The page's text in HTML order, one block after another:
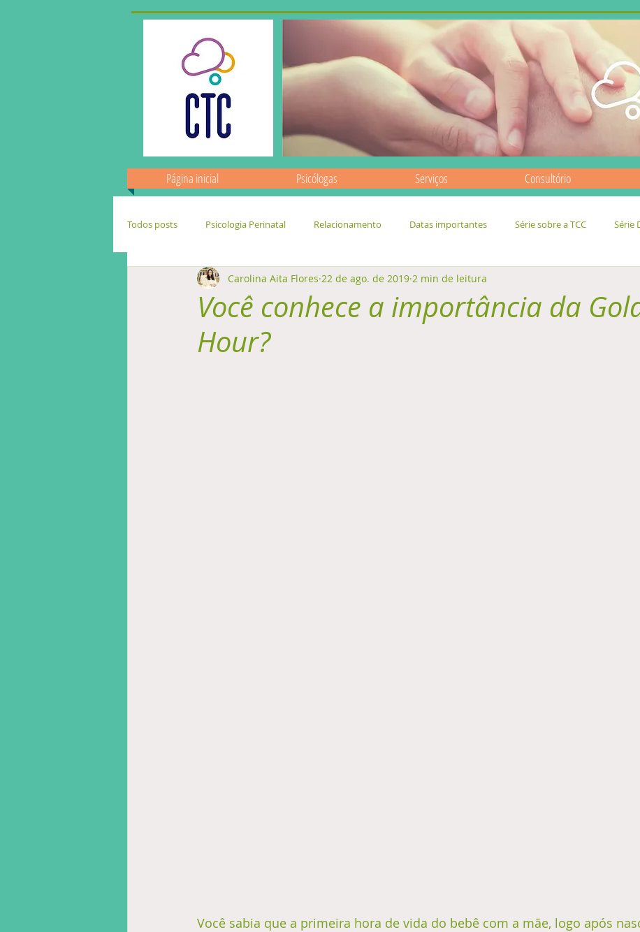
Página inicial Psicólogas Serviços Consultório
Todos posts Psicologia Perinatal Relacionamento Datas importantes Série sobre a TCC Série
Tópicos especiais
Você conhece a importância da
Hour?
Carolina Aita Flores 22 de ago. de 2019 2 min de leitura
Você sabia que a primeira hora de vida do bebê com a mãe, logo após